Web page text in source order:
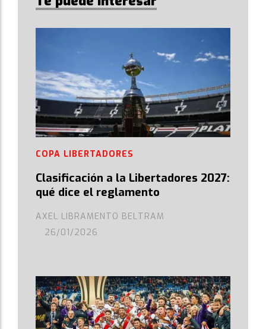
Clasificación a la Libertadores 2027:
qué dice el reglamento
AXEL LIBRAMENTO BELTRAM
COPA LIBERTADORES
26/01/2026